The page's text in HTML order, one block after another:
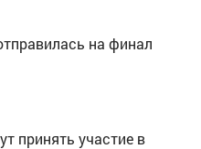
на финал
принять участие в